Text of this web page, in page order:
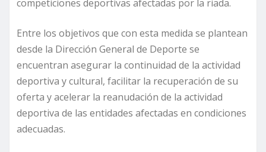
competiciones deportivas afectadas por la riada.
Entre los objetivos que con esta medida se plantean
desde la Dirección General de Deporte se
encuentran asegurar la continuidad de la actividad
deportiva y cultural, facilitar la recuperación de su
oferta y acelerar la reanudación de la actividad
deportiva de las entidades afectadas en condiciones
adecuadas.